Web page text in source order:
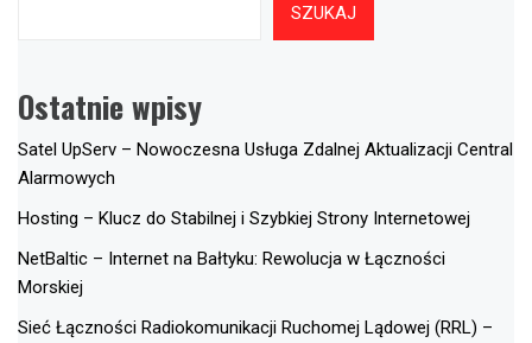
SZUKAJ
Ostatnie wpisy
Satel UpServ – Nowoczesna Usługa Zdalnej Aktualizacji Central
Alarmowych
Hosting – Klucz do Stabilnej i Szybkiej Strony Internetowej
NetBaltic – Internet na Bałtyku: Rewolucja w Łączności
Morskiej
Sieć Łączności Radiokomunikacji Ruchomej Lądowej (RRL) –